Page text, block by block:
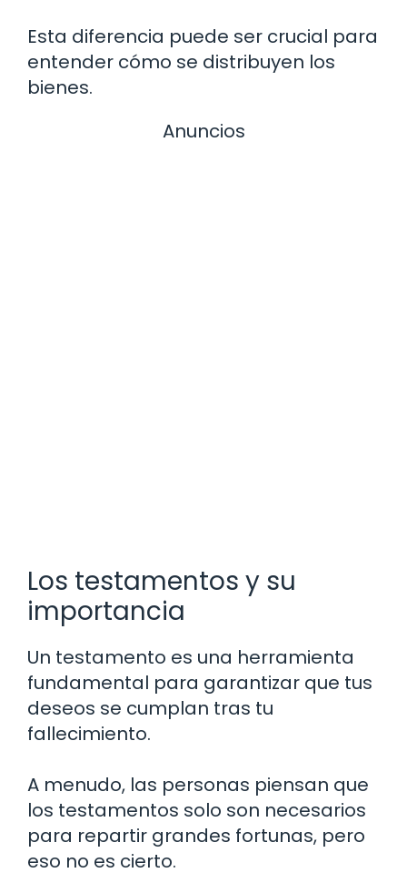
Esta diferencia puede ser crucial para
entender cómo se distribuyen los
bienes.
Anuncios
Los testamentos y su
importancia
Un testamento es una herramienta
fundamental para garantizar que tus
deseos se cumplan tras tu
fallecimiento.
A menudo, las personas piensan que
los testamentos solo son necesarios
para repartir grandes fortunas, pero
eso no es cierto.